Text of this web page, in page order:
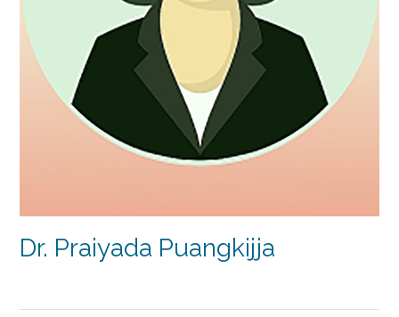
Dr. Praiyada Puangkijja